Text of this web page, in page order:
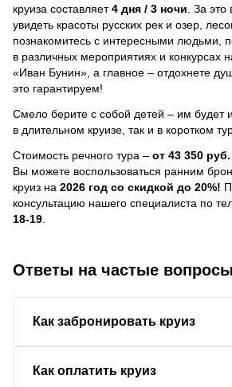
круиза составляет4 дня / 3 ночи За это
увидеть красоты русских рек и озер,
познакомитесь с интересными людьми,
в различных мероприятиях и конкурсах
«Иван Бунин», а главное – отдохнете
это гарантируем!
Смело берите с собой детей – им будет
в длительном круизе, так и в коротком
Стоимость речного тура – от 43 350 руб.
Вы можете воспользоваться ранним
круиз на 2026 год со скидкой до 20%!
консультацию нашего специалиста по
18-19
Ответы на частые вопросы
Как забронировать круиз
Как оплатить круиз